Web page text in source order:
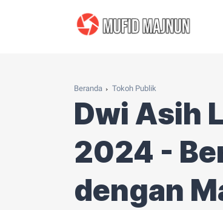
Beranda Tokoh Publik
Dwi Asih
2024 -
dengan